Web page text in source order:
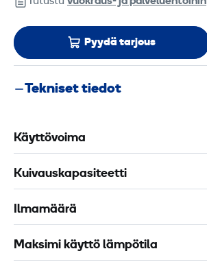
Pyydä tarjous
Tekniset tiedot
Käyttövoima
Kuivauskapasiteetti
Ilmamäärä
Maksimi käyttö lämpötila